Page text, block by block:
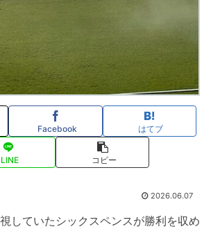
Facebook はてブ
LINE コピー
2026.06.07
していたシックスペンスが勝利を収め